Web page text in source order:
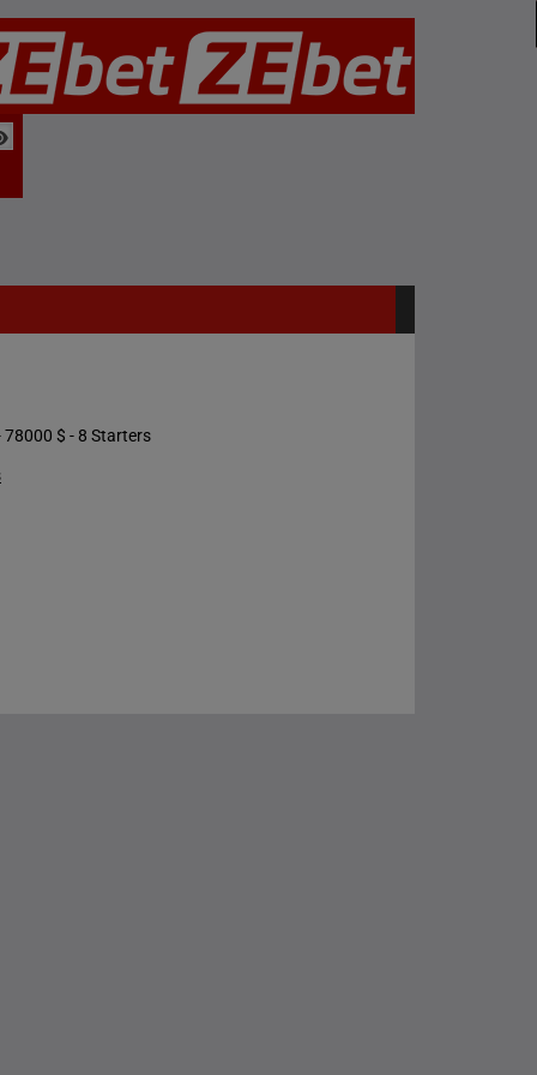
78000 $ - 8 Starters